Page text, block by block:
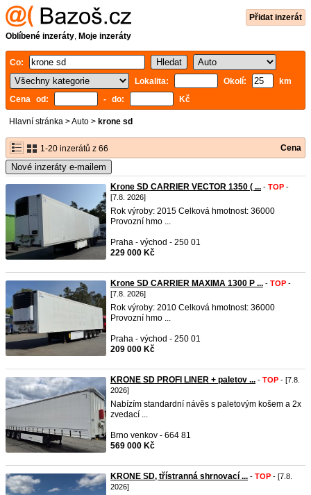
Přidat inzerát
Oblíbené inzeráty, Moje inzeráty
Co:
Lokalita:
Okolí:
km
Cena od:
- do: Kč
Hlavní stránka >Auto > krone sd
1-20 inzerátů z 66 Cena
Nové inzeráty e-mailem
Krone SD CARRIER VECTOR 1350 ( ... - TOP -
[7.8. 2026]
Rok výroby: 2015 Celková hmotnost: 36000
Provozní hmo ...
Praha - východ - 250 01
229 000 Kč
Krone SD CARRIER MAXIMA 1300 P ... - TOP -
[7.8. 2026]
Rok výroby: 2010 Celková hmotnost: 36000
Provozní hmo ...
Praha - východ - 250 01
209 000 Kč
KRONE SD PROFI LINER + paletov ... - TOP - [7.8.
2026]
Nabízím standardní návěs s paletovým košem a 2x
zvedací ...
Brno venkov - 664 81
569 000 Kč
KRONE SD, třístranná shrnovací ... - TOP - [7.8.
2026]